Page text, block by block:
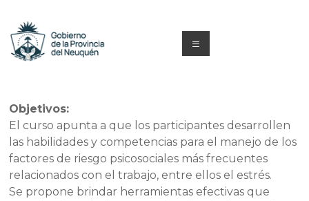
contenido
y
Formación
Neuquén
Menú
Objetivos:
El curso apunta a que los participantes desarrollen
las habilidades y competencias para el manejo de los
factores de riesgo psicosociales más frecuentes
relacionados con el trabajo, entre ellos el estrés.
Se propone brindar herramientas efectivas que